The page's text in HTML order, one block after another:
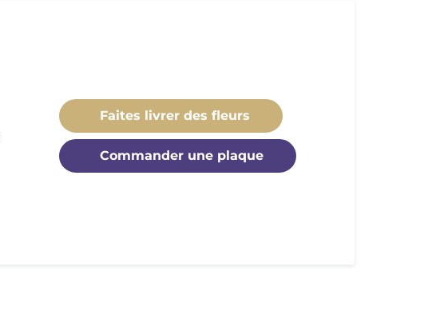
Faites livrer des fleurs
Commander une plaque